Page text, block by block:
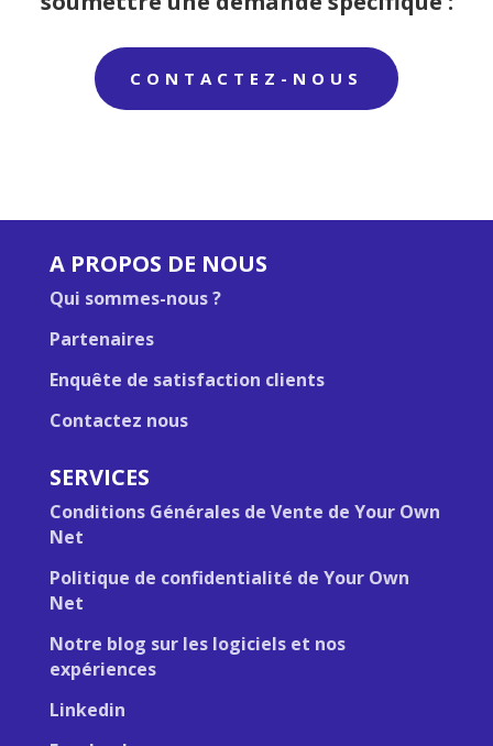
CONTACTEZ-NOUS
A PROPOS DE NOUS
Qui sommes-nous ?
Partenaires
Enquête de satisfaction clients
Contactez nous
SERVICES
Conditions Générales de Vente de Your Own
Net
Politique de confidentialité de Your Own
Net
Notre blog sur les logiciels et nos
expériences
Linkedin